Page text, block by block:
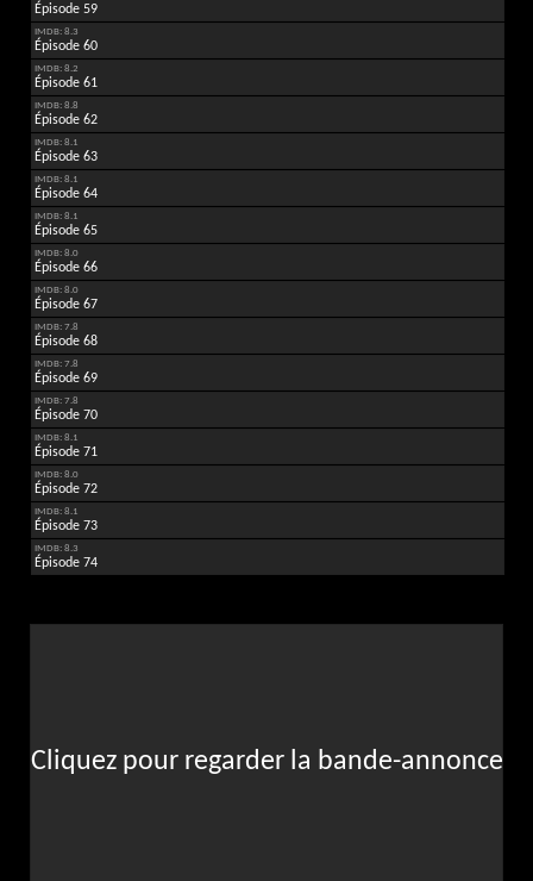
Épisode 59
IMDB: 8.3
Épisode 60
IMDB: 8.2
Épisode 61
IMDB: 8.8
Épisode 62
IMDB: 8.1
Épisode 63
IMDB: 8.1
Épisode 64
IMDB: 8.1
Épisode 65
IMDB: 8.0
Épisode 66
IMDB: 8.0
Épisode 67
IMDB: 7.8
Épisode 68
IMDB: 7.8
Épisode 69
IMDB: 7.8
Épisode 70
IMDB: 8.1
Épisode 71
IMDB: 8.0
Épisode 72
IMDB: 8.1
Épisode 73
IMDB: 8.3
Épisode 74
Cliquez pour regarder la bande-annonce